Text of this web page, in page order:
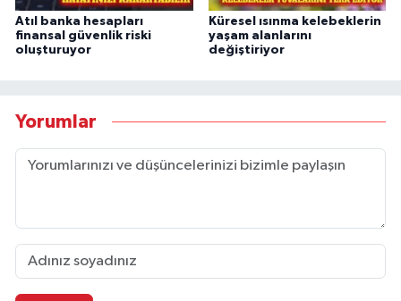
Atıl banka hesapları
finansal güvenlik riski
oluşturuyor
Küresel ısınma kelebeklerin
yaşam alanlarını
değiştiriyor
Yorumlar